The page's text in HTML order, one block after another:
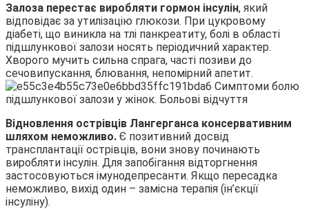
Залоза перестає виробляти гормон інсулін, який
відповідає за утилізацію глюкози. При цукровому
діабеті, що виникла на тлі панкреатиту, болі в області
підшлункової залози носять періодичний характер.
Хворого мучить сильна спрага, часті позиви до
сечовипускання, блювання, непомірний апетит.
Відновлення острівців Лангерганса консервативним
шляхом неможливо. Є позитивний досвід
трансплантації острівців, вони знову починають
виробляти інсулін. Для запобігання відторгнення
застосовуються імунодепресанти. Якщо пересадка
неможливо, вихід один – замісна терапія (ін’єкції
інсуліну).